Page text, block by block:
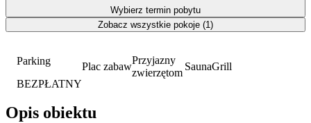
Parking
BEZPŁATNY
Plac zabaw
Przyjazny
zwierzętom
SaunaGrill
Opis obiektu
Wybierz termin pobytu
Zobacz wszystkie pokoje (1)